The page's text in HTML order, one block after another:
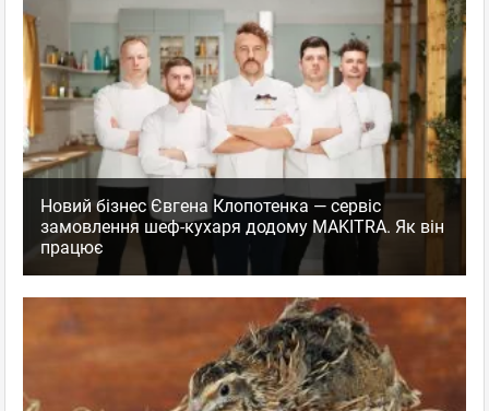
Новий бізнес Євгена Клопотенка — сервіс
замовлення шеф-кухаря додому MAKITRA. Як він
працює